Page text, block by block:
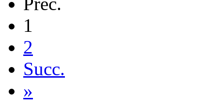
1
2
Succ.
»